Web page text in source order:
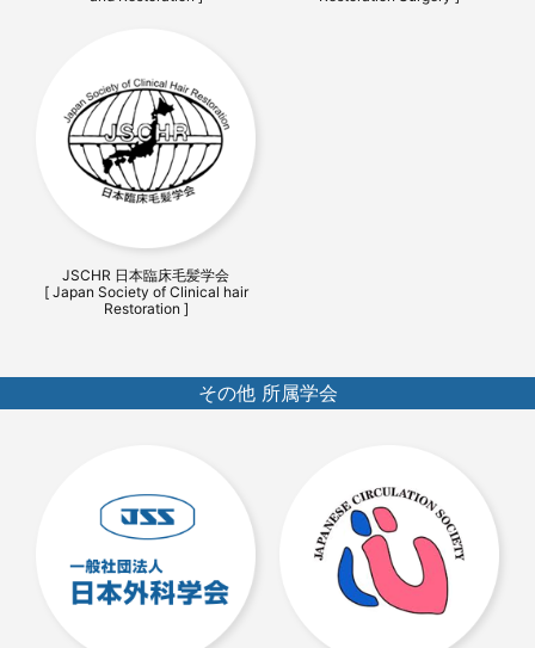
JSCHR 日本臨床毛髪学会
[ Japan Society of Clinical hair
Restoration ]
その他 所属学会